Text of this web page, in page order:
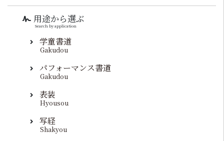
用途から選ぶ
Search by application
学童書道
Gakudou
パフォーマンス書道
Gakudou
表装
Hyousou
写経
Shakyou